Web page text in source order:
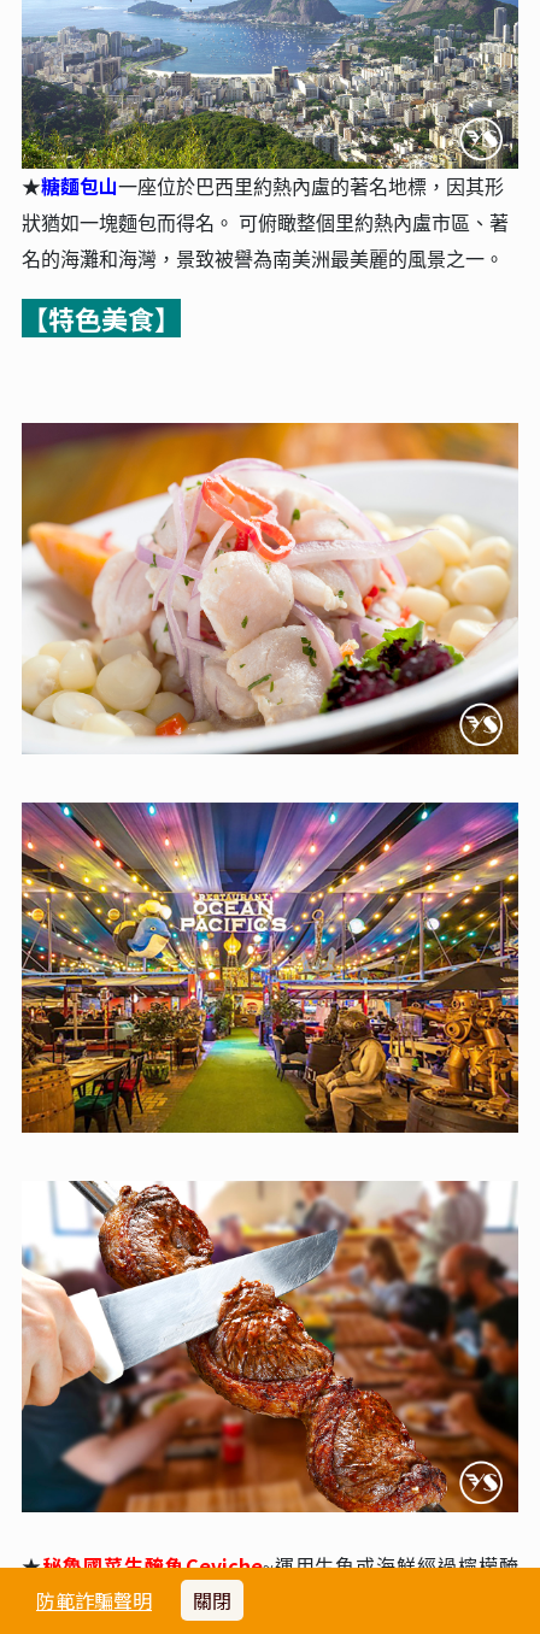
防範詐騙聲明 關閉
★糖麵包山一座位於巴西里約熱內盧的著名地標，因其形
狀猶如一塊麵包而得名。 可俯瞰整個里約熱內盧市區、著
名的海灘和海灣，景致被譽為南美洲最美麗的風景之一。
【特色美食】
★秘魯國菜生醃魚Ceviche~運⽤⽣⿂或海鮮經過檸檬醃
製，配上洋蔥跟當地蔬菜或其他香料和沿海名菜。⾸要條